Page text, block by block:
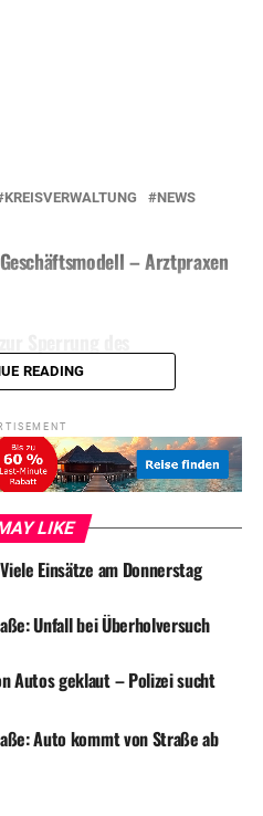
KREISVERWALTUNG NEWS
– Arztpraxen
READING
LIKE
Einsätze am Donnerstag
Unfall bei Überholversuch
Autos geklaut – Polizei sucht
Auto kommt von Straße ab